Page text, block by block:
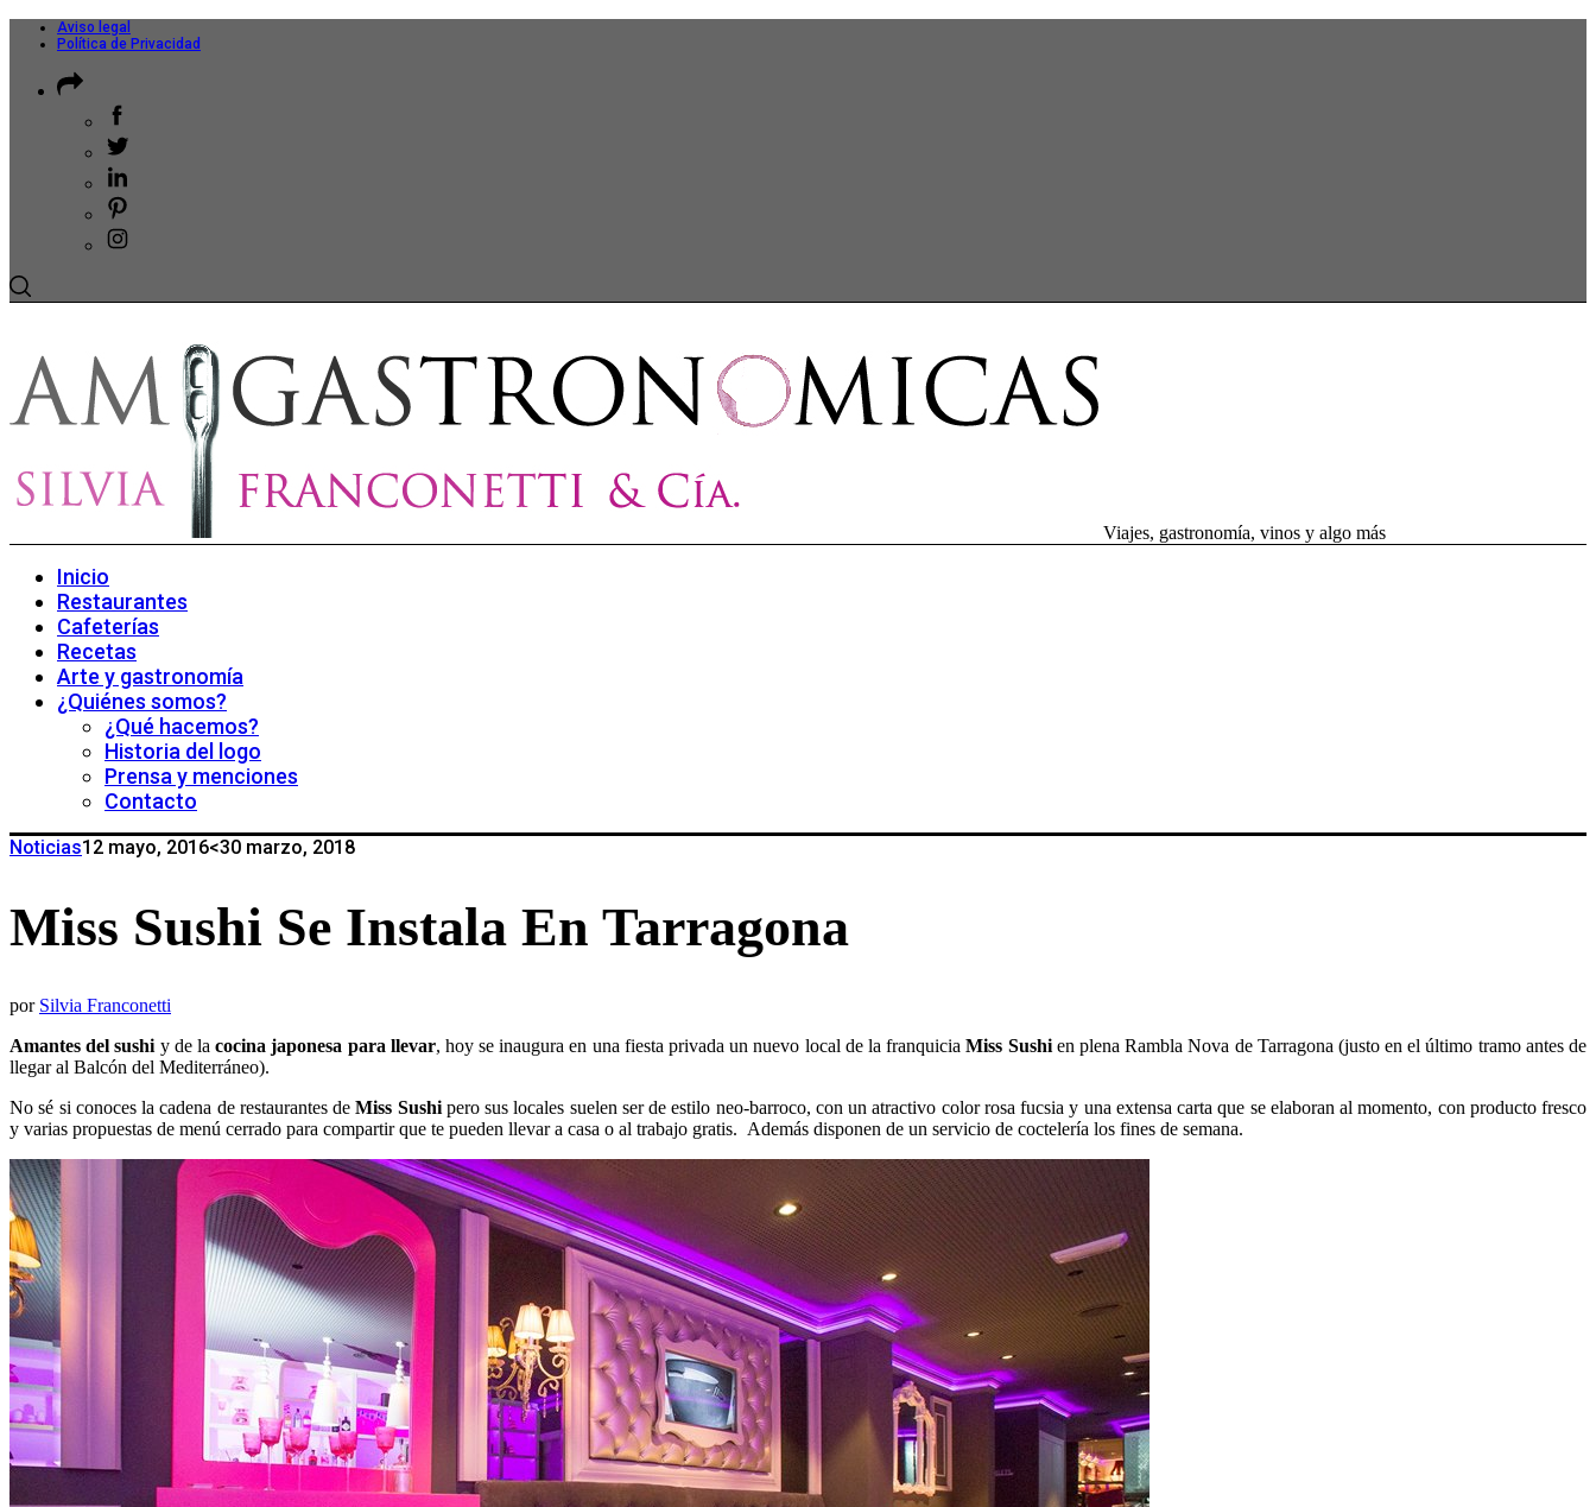
Aviso legal
Política de Privacidad
Viajes, gastronomía, vinos y algo más
Inicio
Restaurantes
Cafeterías
Recetas
Arte y gastronomía
¿Quiénes somos?
¿Qué hacemos?
Historia del logo
Prensa y menciones
Contacto
Noticias12 mayo, 2016<30 marzo, 2018
Miss Sushi Se Instala En Tarragona
por Silvia Franconetti
Amantes del sushi y de la cocina japonesa para llevar, hoy se inaugura en una fiesta privada un nuevo local de la franquiciaMiss Sushi en plena Rambla Nova de Tarragona (justo en el último tramo antes de
llegar al Balcón del Mediterráneo).
No sé si conoces la cadena de restaurantes deMiss Sushipero sus locales suelen ser de estilo neo-barroco, con un atractivo color rosa fucsia y una extensa carta que se elaboran al momento, con producto fresco
y varias propuestas de menú cerrado para compartir que te pueden llevar a casa o al trabajo gratis. Además disponen de un servicio de coctelería los fines de semana.